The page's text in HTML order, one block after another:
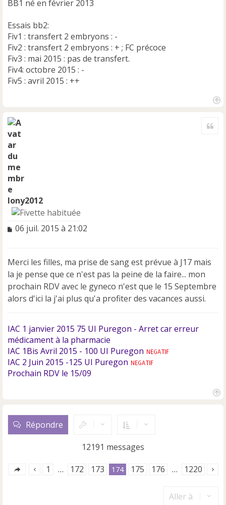
BB1 né en février 2013
Essais bb2:
Fiv1 : transfert 2 embryons : -
Fiv2 : transfert 2 embryons : + ; FC précoce
Fiv3 : mai 2015 : pas de transfert.
Fiv4: octobre 2015 : -
Fiv5 : avril 2015 : ++
lony2012
M
s
a
g
e
n
o
l
u
06 juil. 2015 à 21:02
Merci les filles, ma prise de sang est prévue à J17 mais
la je pense que ce n'est pas la peine de la faire... mon
prochain RDV avec le gyneco n'est que le 15 Septembre
alors d'ici la j'ai plus qu'a profiter des vacances aussi.
IAC 1 janvier 2015 75 UI Puregon - Arret car erreur
médicament à la pharmacie
IAC 1Bis Avril 2015 - 100 UI Puregon
IAC 2 Juin 2015 -125 UI Puregon
Prochain RDV le 15/09
Répondre
12191 messages
1 … 172 173 174 175 176 … 1220
Aller à